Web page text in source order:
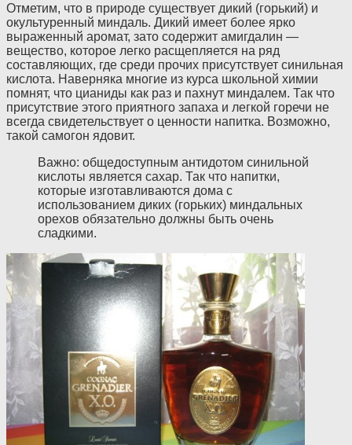
Отметим, что в природе существует дикий (горький) и
окультуренный миндаль. Дикий имеет более ярко
выраженный аромат, зато содержит амигдалин —
вещество, которое легко расщепляется на ряд
составляющих, где среди прочих присутствует синильная
кислота. Наверняка многие из курса школьной химии
помнят, что цианиды как раз и пахнут миндалем. Так что
присутствие этого приятного запаха и легкой горечи не
всегда свидетельствует о ценности напитка. Возможно,
такой самогон ядовит.
Важно: общедоступным антидотом синильной
кислоты является сахар. Так что напитки,
которые изготавливаются дома с
использованием диких (горьких) миндальных
орехов обязательно должны быть очень
сладкими.